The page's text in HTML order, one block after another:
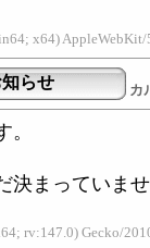
x64)
らせ カ
決まっていま
rv:147.0) Gecko/